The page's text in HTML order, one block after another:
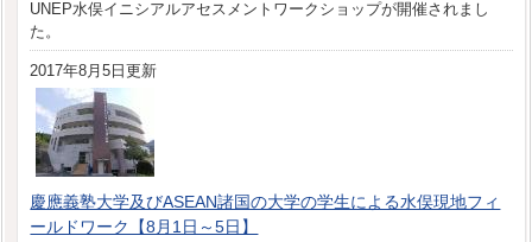
UNEP水俣イニシアルアセスメントワークショップが開催されまし
た。
2017年8月5日更新
慶應義塾大学及びASEAN諸国の大学の学生による水俣現地フィ
ールドワーク【8月1日～5日】